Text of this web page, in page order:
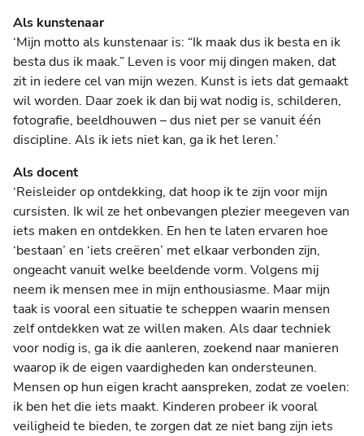
Als kunstenaar
‘Mijn motto als kunstenaar is: “Ik maak dus ik besta en ik
besta dus ik maak.” Leven is voor mij dingen maken, dat
zit in iedere cel van mijn wezen. Kunst is iets dat gemaakt
wil worden. Daar zoek ik dan bij wat nodig is, schilderen,
fotografie, beeldhouwen – dus niet per se vanuit één
discipline. Als ik iets niet kan, ga ik het leren.’
Als docent
‘Reisleider op ontdekking, dat hoop ik te zijn voor mijn
cursisten. Ik wil ze het onbevangen plezier meegeven van
iets maken en ontdekken. En hen te laten ervaren hoe
‘bestaan’ en ‘iets creëren’ met elkaar verbonden zijn,
ongeacht vanuit welke beeldende vorm. Volgens mij
neem ik mensen mee in mijn enthousiasme. Maar mijn
taak is vooral een situatie te scheppen waarin mensen
zelf ontdekken wat ze willen maken. Als daar techniek
voor nodig is, ga ik die aanleren, zoekend naar manieren
waarop ik de eigen vaardigheden kan ondersteunen.
Mensen op hun eigen kracht aanspreken, zodat ze voelen:
ik ben het die iets maakt. Kinderen probeer ik vooral
veiligheid te bieden, te zorgen dat ze niet bang zijn iets